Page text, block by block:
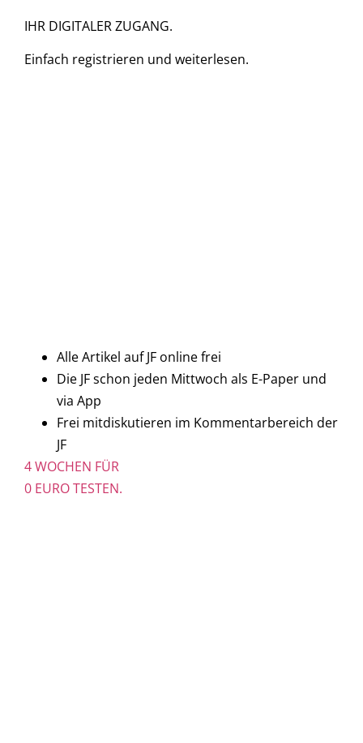
IHR DIGITALER ZUGANG.
Einfach registrieren und weiterlesen.
Alle Artikel auf JF online frei
Die JF schon jeden Mittwoch als E-Paper und
via App
Frei mitdiskutieren im Kommentarbereich der
JF
4 WOCHEN FÜR
0 EURO TESTEN.